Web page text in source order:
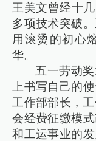
王美文曾经十
多项技术突破
用滚烫的初心
华。
五一劳动
上书写自己的
工作部部长，
会经费征缴模
和工运事业的